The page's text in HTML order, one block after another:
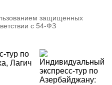
защищенных
с 54-ФЗ